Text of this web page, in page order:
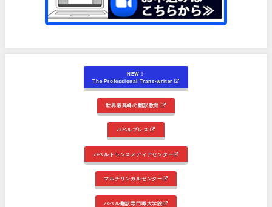
NEW！
The Professional Trans-writer
世界最高峰の翻訳教育
バベルプレス
バベルトランスメディアセンター
マルチリンガルセンター
バベル翻訳専門職大学院